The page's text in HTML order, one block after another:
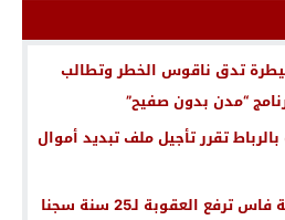
تدق ناقوس الخطر وتطالب
“مدن بدون صفيح”
بالرباط تقرر تأجيل ملف تبديد أموال
محكمة الاستئناف بمدينة فاس ترفع العقوبة لـ25 سنة سجنا